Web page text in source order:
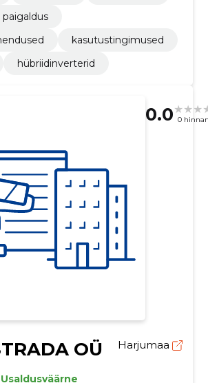
paigaldus
kasutustingimused
hübriidinverterid
0.0 0
OÜ Harjumaa
Usaldusväärne